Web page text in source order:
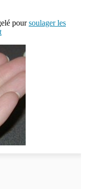
poursoulager les